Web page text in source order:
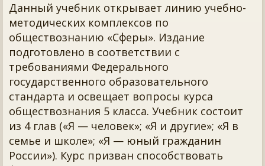
Данный учебник открывает линию учебно-
методических комплексов по
обществознанию «Сферы». Издание
подготовлено в соответствии с
требованиями Федерального
государственного образовательного
стандарта и освещает вопросы курса
обществознания 5 класса. Учебник состоит
из 4 глав («Я — человек»; «Я и другие»; «Я в
семье и школе»; «Я — юный гражданин
России»). Курс призван способствовать